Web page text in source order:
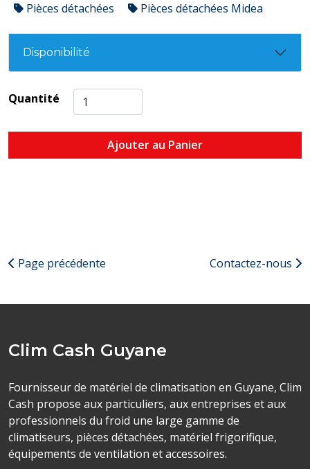
Pièces détachées Pièces détachées Midea
Disponibilité
Quantité
Ajouter au Panier
Page précédente Contactez-nous
Clim Cash Guyane
Fournisseur de matériel de climatisation en Guyane, Clim
Cash propose aux particuliers, aux entreprises et aux
professionnels du froid une large gamme de
climatiseurs, pièces détachées, matériel frigorifique,
équipements de ventilation et accessoires.